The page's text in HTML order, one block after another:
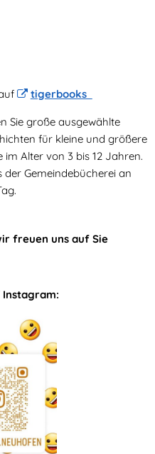
tigerbooks
Sie große ausgewählte
für kleine und größere
im Alter von 3 bis 12 Jahren.
der Gemeindebücherei an
freuen uns auf Sie
Instagram: